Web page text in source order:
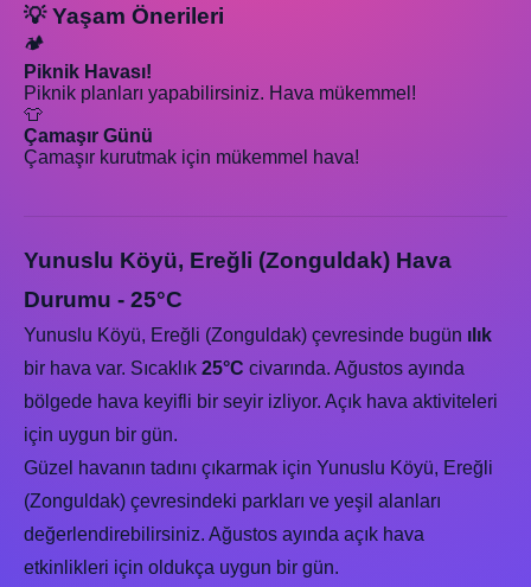
💡 Yaşam Önerileri
🏕️
Piknik Havası!
Piknik planları yapabilirsiniz. Hava mükemmel!
👕
Çamaşır Günü
Çamaşır kurutmak için mükemmel hava!
Yunuslu Köyü, Ereğli (Zonguldak) Hava
Durumu - 25°C
Yunuslu Köyü, Ereğli (Zonguldak) çevresinde bugün ılık
bir hava var. Sıcaklık 25°C civarında. Ağustos ayında
bölgede hava keyifli bir seyir izliyor. Açık hava aktiviteleri
için uygun bir gün.
Güzel havanın tadını çıkarmak için Yunuslu Köyü, Ereğli
(Zonguldak) çevresindeki parkları ve yeşil alanları
değerlendirebilirsiniz. Ağustos ayında açık hava
etkinlikleri için oldukça uygun bir gün.